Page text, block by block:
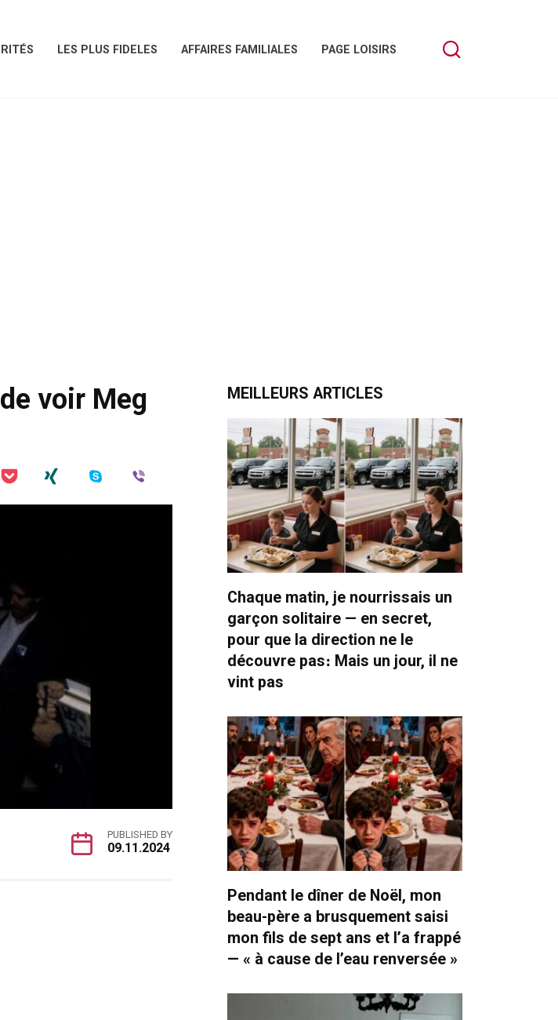
LES PLUS FIDELES AFFAIRES FAMILIALES PAGE LOISIRS
voir Meg
PUBLISHED BY
09.11.2024
MEILLEURS ARTICLES
Chaque matin, je nourrissais un
garçon solitaire — en secret,
pour que la direction ne le
découvre pas։ Mais un jour, il ne
vint pas
Pendant le dîner de Noël, mon
beau-père a brusquement saisi
mon fils de sept ans et l’a frappé
— « à cause de l’eau renversée »